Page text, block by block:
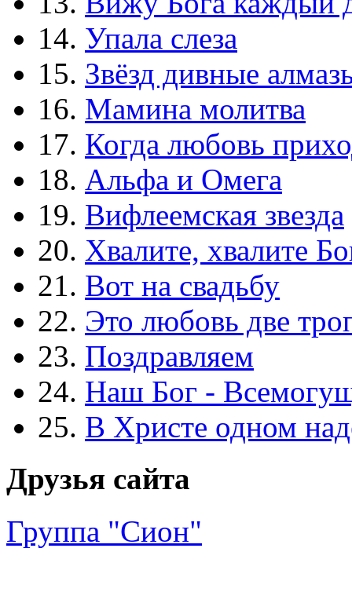
14. Упала слеза
15. Звёзд дивные
16. Мамина молитва
17. Когда любовь
18. Альфа и Омега
19. Вифлеемская звезда
20. Хвалите, хвалите
21. Вот на свадьбу
22. Это любовь две
23. Поздравляем
24. Наш Бог -
25. В Христе одном
Друзья сайта
Группа "Сион"